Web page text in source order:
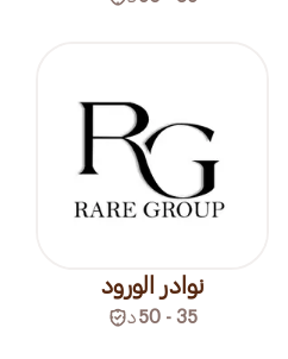
نوادر الورود
35 - 50 د